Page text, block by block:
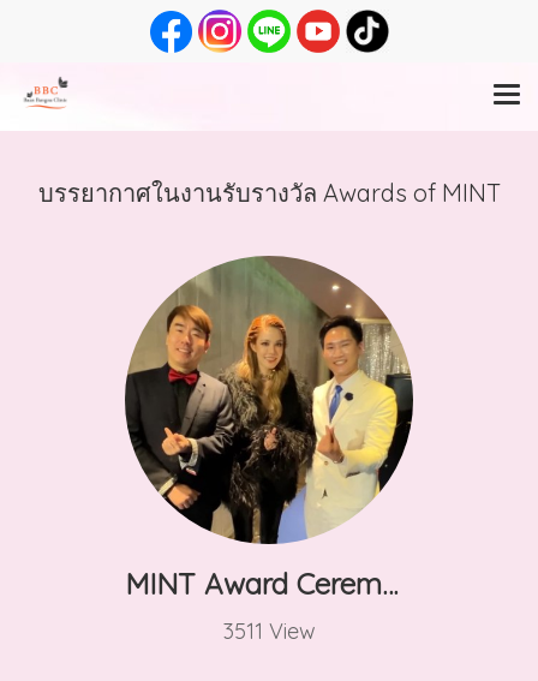
บรรยากาศในงานรับรางวัล Awards of MINT
MINT Award Ceremony
3511 View